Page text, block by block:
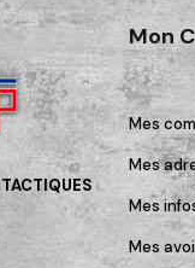
Mon
Mes
Mes
Mes
Mes